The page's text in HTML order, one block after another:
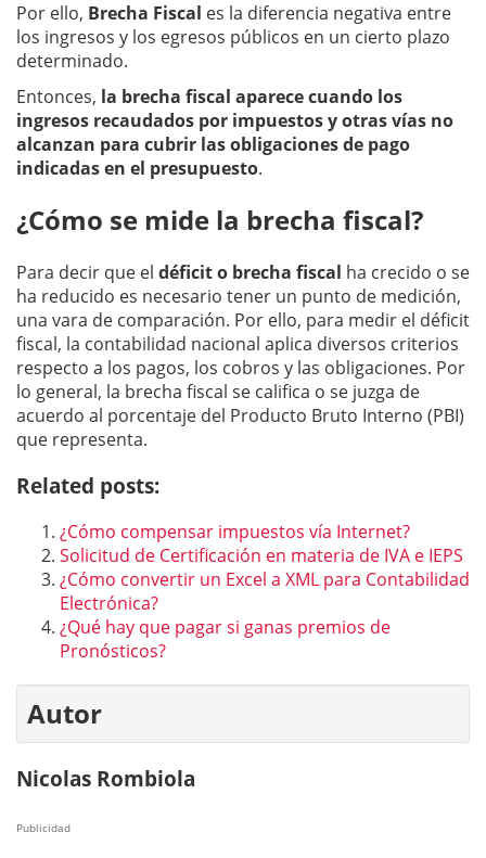
Por ello, Brecha Fiscal es la diferencia negativa entre
los ingresos y los egresos públicos en un cierto plazo
determinado.
Entonces, la brecha fiscal aparece cuando los
ingresos recaudados por impuestos y otras vías no
alcanzan para cubrir las obligaciones de pago
indicadas en el presupuesto.
¿Cómo se mide la brecha fiscal?
Para decir que el déficit o brecha fiscal ha crecido o se
ha reducido es necesario tener un punto de medición,
una vara de comparación. Por ello, para medir el déficit
fiscal, la contabilidad nacional aplica diversos criterios
respecto a los pagos, los cobros y las obligaciones. Por
lo general, la brecha fiscal se califica o se juzga de
acuerdo al porcentaje del Producto Bruto Interno (PBI)
que representa.
Related posts:
¿Cómo compensar impuestos vía Internet?
Solicitud de Certificación en materia de IVA e IEPS
¿Cómo convertir un Excel a XML para Contabilidad
Electrónica?
¿Qué hay que pagar si ganas premios de
Pronósticos?
Autor
Nicolas Rombiola
Publicidad